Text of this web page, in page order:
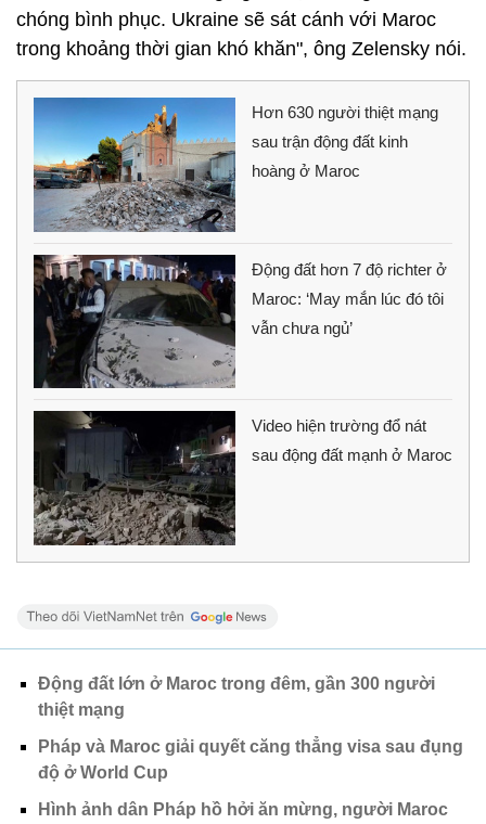
chóng bình phục. Ukraine sẽ sát cánh với Maroc
trong khoảng thời gian khó khăn", ông Zelensky nói.
Hơn 630 người thiệt mạng
sau trận động đất kinh
hoàng ở Maroc
Động đất hơn 7 độ richter ở
Maroc: ‘May mắn lúc đó tôi
vẫn chưa ngủ’
Video hiện trường đổ nát
sau động đất mạnh ở Maroc
Động đất lớn ở Maroc trong đêm, gần 300 người
thiệt mạng
Pháp và Maroc giải quyết căng thẳng visa sau đụng
độ ở World Cup
Hình ảnh dân Pháp hồ hởi ăn mừng, người Maroc